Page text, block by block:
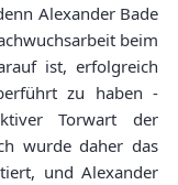
Alexander Bade
beim
ist, erfolgreich
zu haben -
Torwart der
wurde daher das
und Alexander